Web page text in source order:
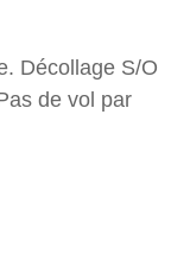
Décollage S/O
de vol par